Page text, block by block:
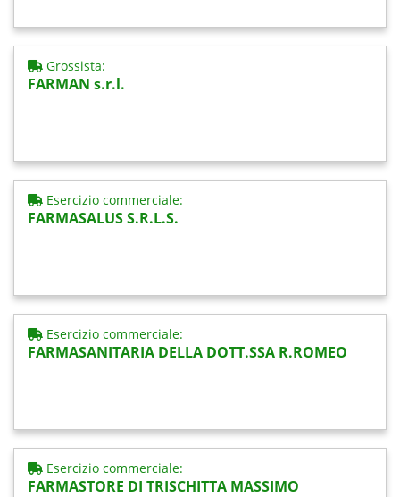
Grossista:
FARMAN s.r.l.
Esercizio commerciale:
FARMASALUS S.R.L.S.
Esercizio commerciale:
FARMASANITARIA DELLA DOTT.SSA R.ROMEO
Esercizio commerciale:
FARMASTORE DI TRISCHITTA MASSIMO